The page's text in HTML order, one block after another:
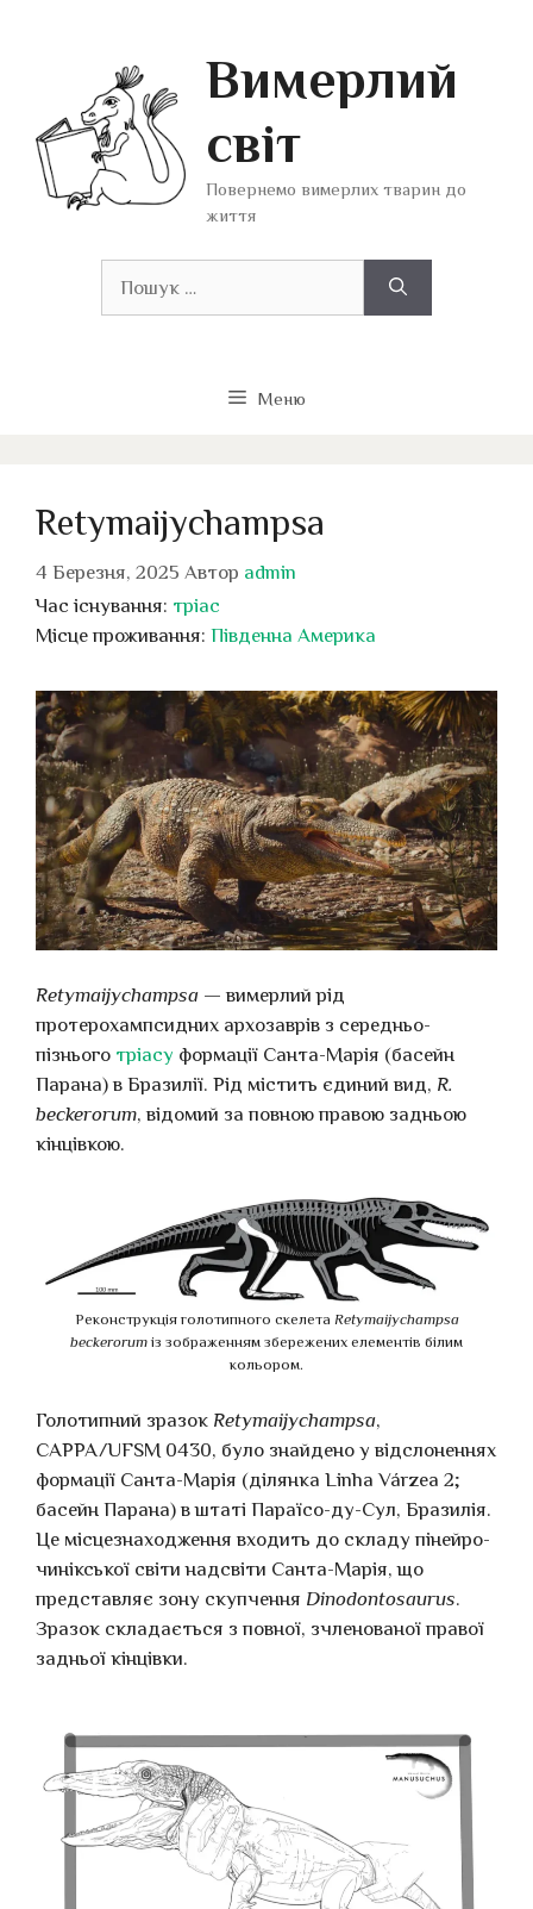
Вимерлий
світ
Повернемо вимерлих тварин до
життя
Меню
Retymaijychampsa
4 Березня, 2025 Автор admin
Час існування: тріас
Місце проживання: Південна Америка
Retymaijychampsa — вимерлий рід
протерохампсидних архозаврів з середньо-
пізнього тріасу формації Санта-Марія (басейн
Парана) в Бразилії. Рід містить єдиний вид, R.
beckerorum, відомий за повною правою задньою
кінцівкою.
Реконструкція голотипного скелета Retymaijychampsa
beckerorum із зображенням збережених елементів білим
кольором.
Голотипний зразок Retymaijychampsa,
CAPPA/UFSM 0430, було знайдено у відслоненнях
формації Санта-Марія (ділянка Linha Várzea 2;
басейн Парана) в штаті Параїсо-ду-Сул, Бразилія.
Це місцезнаходження входить до складу пінейро-
чинікської світи надсвіти Санта-Марія, що
представляє зону скупчення Dinodontosaurus.
Зразок складається з повної, зчленованої правої
задньої кінцівки.